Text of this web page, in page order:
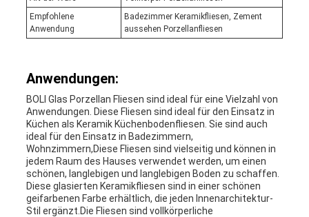
Empfohlene
Anwendung
Badezimmer Keramikfliesen, Zement
aussehen Porzellanfliesen
Anwendungen:
BOLI Glas Porzellan Fliesen sind ideal für eine Vielzahl von
Anwendungen. Diese Fliesen sind ideal für den Einsatz in
Küchen als Keramik Küchenbodenfliesen. Sie sind auch
ideal für den Einsatz in Badezimmern,
Wohnzimmern,Diese Fliesen sind vielseitig und können in
jedem Raum des Hauses verwendet werden, um einen
schönen, langlebigen und langlebigen Boden zu schaffen.
Diese glasierten Keramikfliesen sind in einer schönen
geifarbenen Farbe erhältlich, die jeden Innenarchitektur-
Stil ergänzt.Die Fliesen sind vollkörperliche